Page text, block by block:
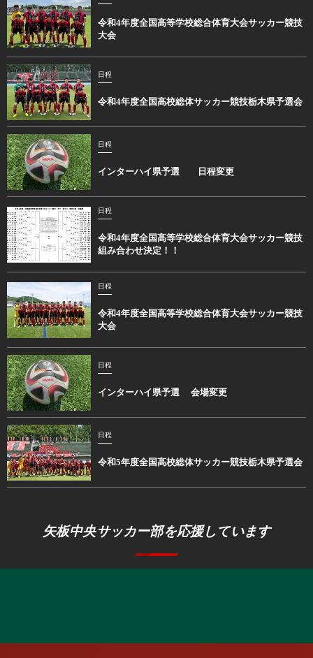
令和4年度全国高等学校総合体育大会サッカー競技
大会
日程
令和4年度全国高校総体サッカー競技栃木県予選会
日程
インターハイ県予選 日程変更
日程
令和4年度全国高等学校総合体育大会サッカー競技
組み合わせ決定！！
日程
令和4年度全国高等学校総合体育大会サッカー競技
大会
日程
インターハイ県予選 会場変更
日程
令和5年度全国高校総体サッカー競技栃木県予選会
矢板中央サッカー部を応援しています